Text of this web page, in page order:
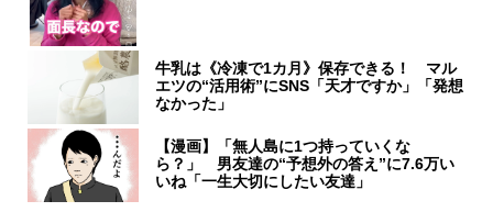
牛乳は《冷凍で1カ月》保存できる！ マル
エツの“活用術”にSNS「天才ですか」「発想
なかった」
【漫画】「無人島に1つ持っていくな
ら？」 男友達の“予想外の答え”に7.6万い
いね「一生大切にしたい友達」